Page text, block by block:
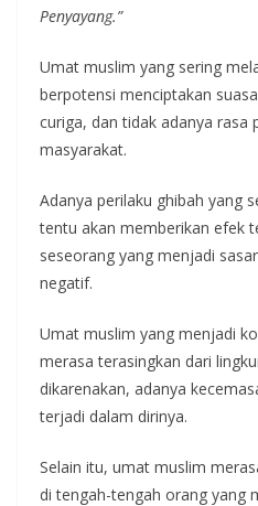
Penyayang.”
Umat muslim yang sering
berpotensi menciptakan
curiga, dan tidak adanya rasa
masyarakat.
Adanya perilaku ghibah yang
tentu akan memberikan efek
seseorang yang menjadi
negatif.
Umat muslim yang menjadi
merasa terasingkan dari
dikarenakan, adanya
terjadi dalam dirinya.
Selain itu, umat muslim
di tengah-tengah orang yang